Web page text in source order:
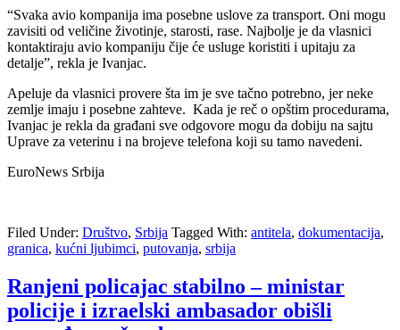
“Svaka avio kompanija ima posebne uslove za transport. Oni mogu
zavisiti od veličine životinje, starosti, rase. Najbolje je da vlasnici
kontaktiraju avio kompaniju čije će usluge koristiti i upitaju za
detalje”, rekla je Ivanjac.
Apeluje da vlasnici provere šta im je sve tačno potrebno, jer neke
zemlje imaju i posebne zahteve. Kada je reč o opštim procedurama,
Ivanjac je rekla da građani sve odgovore mogu da dobiju na sajtu
Uprave za veterinu i na brojeve telefona koji su tamo navedeni.
EuroNews Srbija
Filed Under: Društvo, Srbija Tagged With: antitela, dokumentacija,
granica, kućni ljubimci, putovanja, srbija
Ranjeni policajac stabilno – ministar
policije i izraelski ambasador obišli